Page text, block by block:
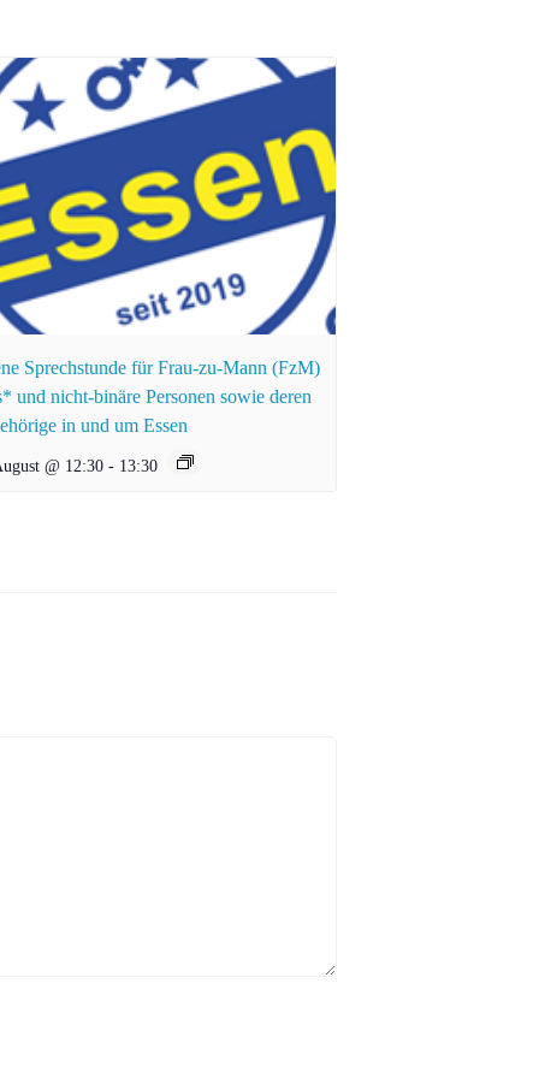
Sprechstunde für Frau-zu-Mann (FzM)
und nicht-binäre Personen sowie deren
in und um Essen
@ 12:30 - 13:30